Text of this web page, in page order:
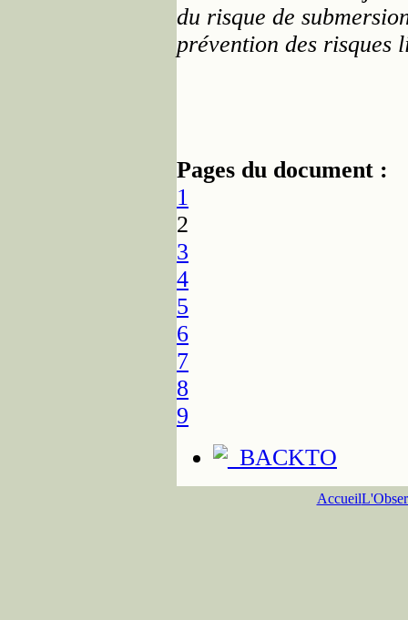
du risque de
prévention des risques
Pages du document :
1
2
3
4
5
6
7
8
9
Accueil